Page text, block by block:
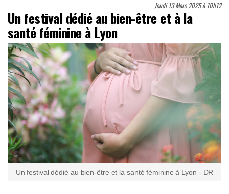
Jeudi 13 Mars 2025 à 10h12
Un festival dédié au bien-être et à la
santé féminine à Lyon
Un festival dédié au bien-être et la santé féminine à Lyon - DR